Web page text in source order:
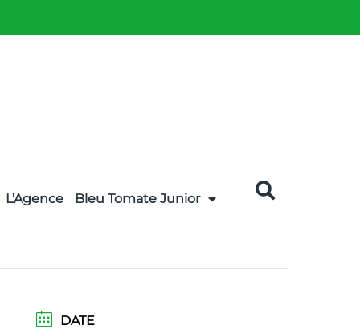
L’Agence Bleu Tomate Junior
DATE